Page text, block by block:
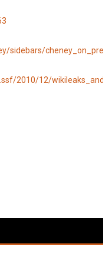
sidebars/
2010/12/